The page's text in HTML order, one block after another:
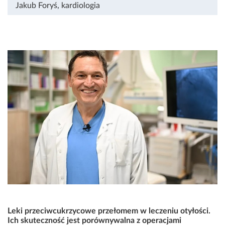
Jakub Foryś, kardiologia
Leki przeciwcukrzycowe przełomem w leczeniu otyłości.
Ich skuteczność jest porównywalna z operacjami